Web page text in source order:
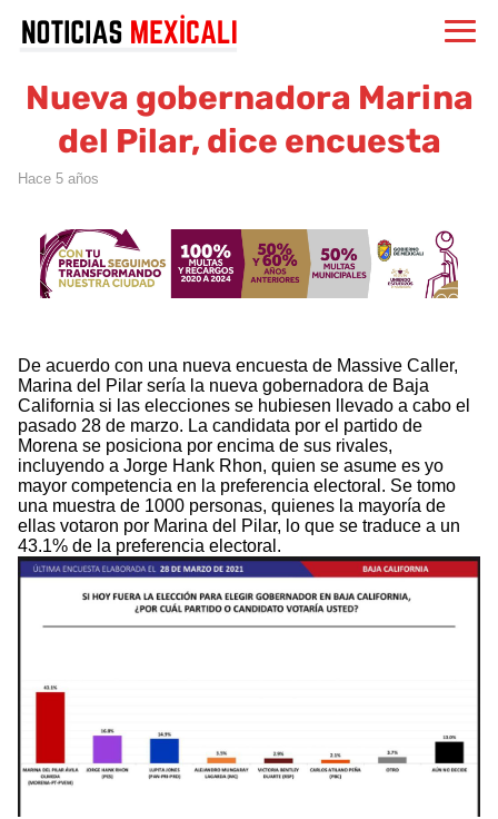
Nueva gobernadora Marina
del Pilar, dice encuesta
hace 5 años
De acuerdo con una nueva encuesta de Massive Caller,
Marina del Pilar sería la nueva gobernadora de Baja
California si las elecciones se hubiesen llevado a cabo el
pasado 28 de marzo. La candidata por el partido de
Morena se posiciona por encima de sus rivales,
incluyendo a Jorge Hank Rhon, quien se asume es yo
mayor competencia en la preferencia electoral. Se tomo
una muestra de 1000 personas, quienes la mayoría de
ellas votaron por Marina del Pilar, lo que se traduce a un
43.1% de la preferencia electoral.